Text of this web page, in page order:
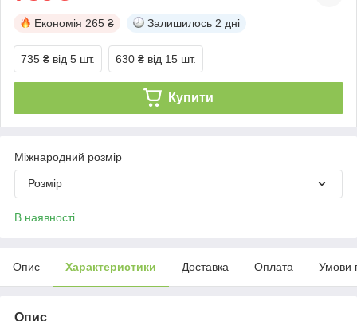
Економія 265 ₴ Залишилось 2 дні
735 ₴ від 5 шт. 630 ₴ від 15 шт.
Купити
Міжнародний розмір
Розмір
В наявності
Опис Характеристики Доставка Оплата Умови
Опис